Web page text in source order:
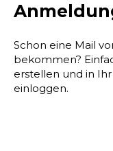
Schon eine Mail
bekommen?
erstellen und in
einloggen.